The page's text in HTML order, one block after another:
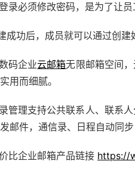
录必须修改密码，是为了让
成功后，成员就可以通过创建
码企业云邮箱无限邮箱空间
用而细腻。
管理支持公共联系人、联系
邮件，通信录、日程自动同步
比企业邮箱产品链接 https://